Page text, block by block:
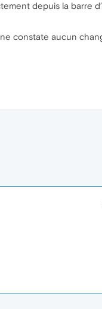
depuis la barre
constate aucun